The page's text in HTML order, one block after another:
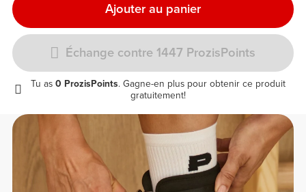
Ajouter au panier
Échange contre 1447 ProzisPoints
Tu as0 ProzisPoints. Gagne-en plus pour obtenir ce produit
gratuitement!